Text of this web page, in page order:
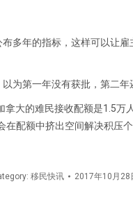
多年的指标，这样可以让
为第一年没有获批，第二年
大的难民接收配额是1.5
配额中挤出空间解决积压
移民快讯 2017年10月28